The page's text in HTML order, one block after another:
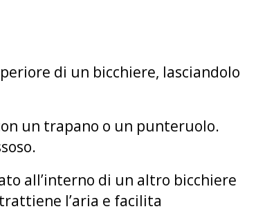
di un bicchiere, lasciandolo
un trapano o un punteruolo.
all’interno di un altro bicchiere
l’aria e facilita